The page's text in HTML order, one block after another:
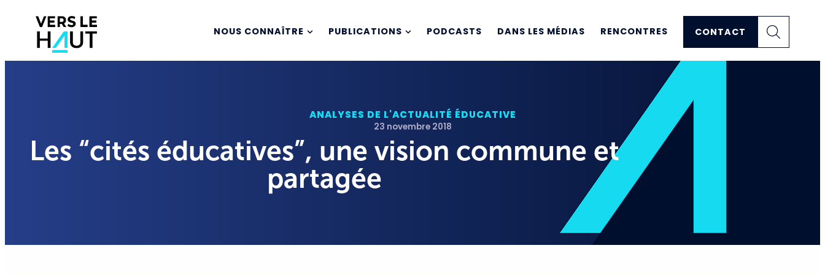
NOUS CONNAÎTRE PUBLICATIONS PODCASTS DANS LES MÉDIAS RENCONTRES CONTACT
ANALYSES DE L'ACTUALITÉ ÉDUCATIVE
23 novembre 2018
Les “cités éducatives”, une vision commune et
partagée